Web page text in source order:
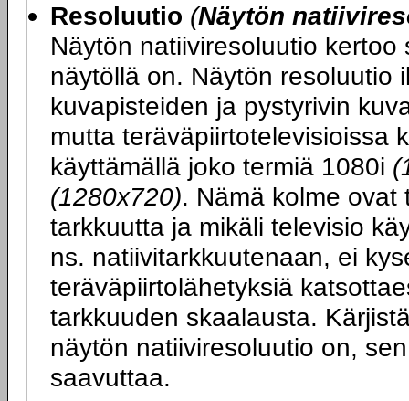
Resoluutio (Näytön
Näytön natiiviresoluutio
näytöllä on. Näytön resoluutio
kuvapisteiden ja pystyrivin
mutta teräväpiirtotelevisioissa
käyttämällä joko termiä 1080i
(1280x720). Nämä kolme ovat
tarkkuutta ja mikäli televisio
ns. natiivitarkkuutenaan, ei
teräväpiirtolähetyksiä
tarkkuuden skaalausta.
näytön natiiviresoluutio on,
saavuttaa.